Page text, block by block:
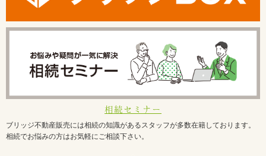
相続セミナー
ブリッジ不動産販売には相続の知識があるスタッフが多数在籍しております。
相続でお悩みの方はお気軽にご相談下さい。